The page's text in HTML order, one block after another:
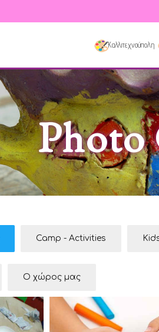
Καλλιτεχνούπολη
Photo
Camp - Activities
Ο χώρος μας